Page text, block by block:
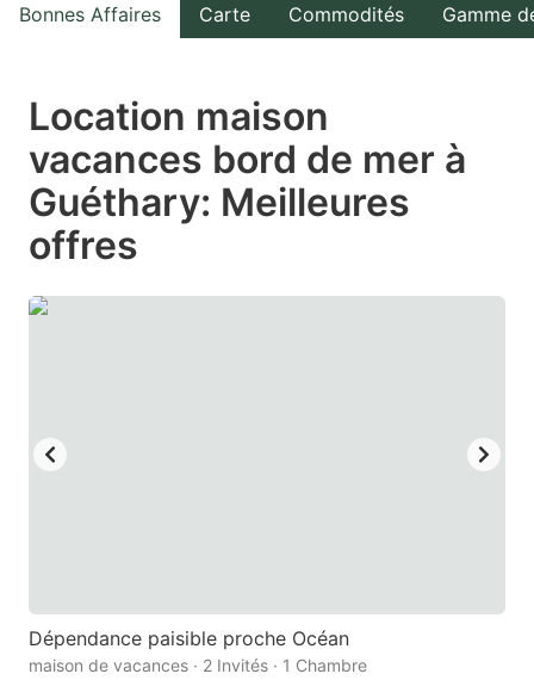
the
select
a
date.
Press
changing
dates.
the
select
a
date.
changing
dates.
Bonnes Affaires Carte Commodités Gamme
Location maison
vacances bord de mer à
Guéthary: Meilleures
offres
Dépendance paisible proche Océan
maison de vacances · 2 Invités · 1 Chambre